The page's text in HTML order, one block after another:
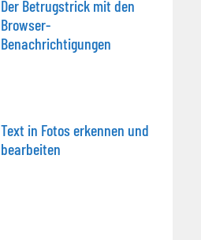
Der Betrugstrick mit den
Browser-
Benachrichtigungen
Text in Fotos erkennen und
bearbeiten